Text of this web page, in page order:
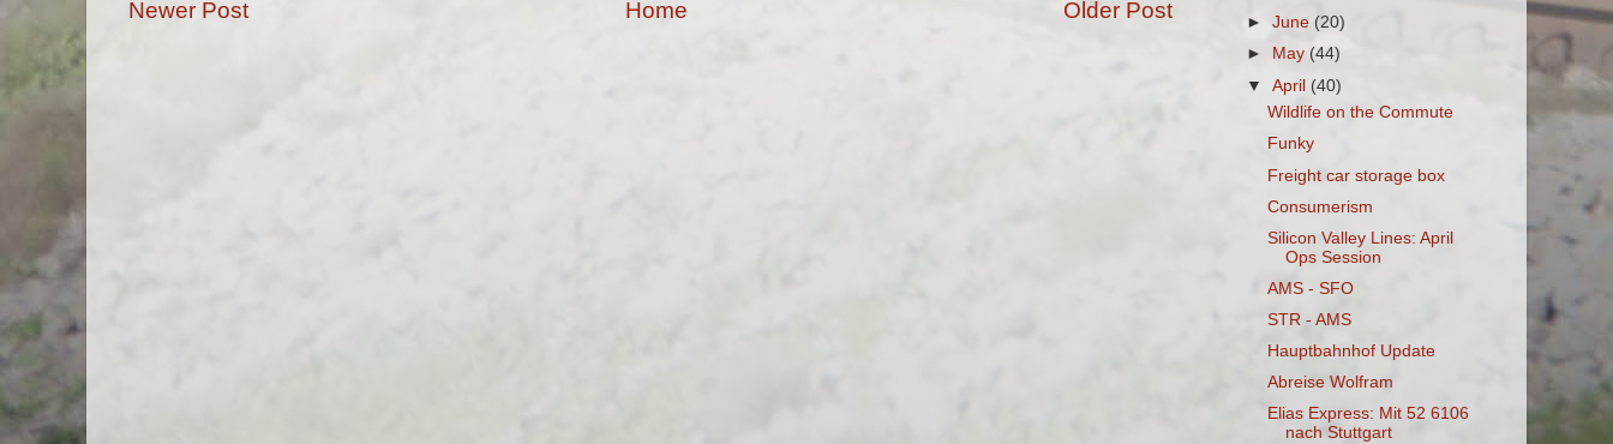
Newer Post Older Post
Home
►June (20)
►
May(44)
▼April (40)
Wildlife on the Commute
Funky
Freight car storage box
Consumerism
Silicon Valley Lines: April
Ops Session
AMS - SFO
STR - AMS
Hauptbahnhof Update
Abreise Wolfram
Elias Express: Mit 52 6106
nach Stuttgart